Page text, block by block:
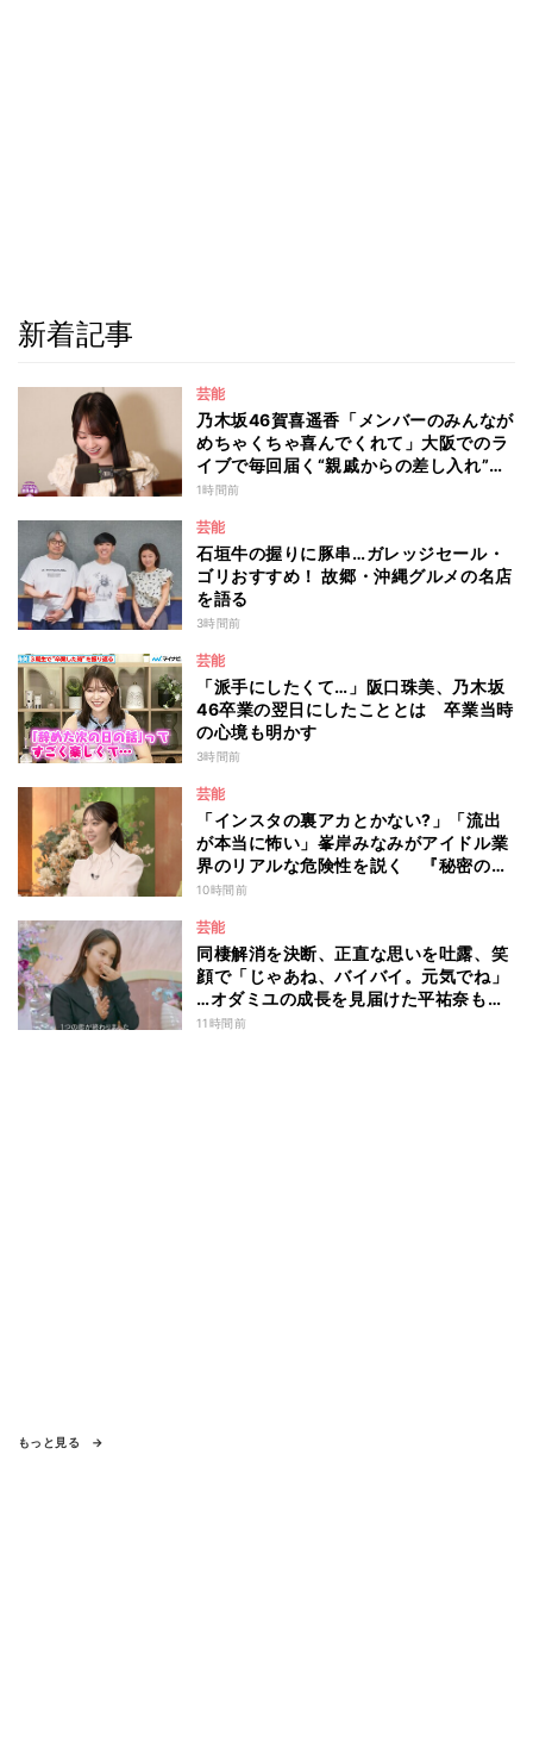
新着記事
芸能
乃木坂46賀喜遥香「メンバーのみんなが
めちゃくちゃ喜んでくれて」大阪でのラ
イブで毎回届く“親戚からの差し入れ”と
は？
1時間前
芸能
石垣牛の握りに豚串…ガレッジセール・
ゴリおすすめ！ 故郷・沖縄グルメの名店
を語る
3時間前
芸能
「派手にしたくて…」阪口珠美、乃木坂
46卒業の翌日にしたこととは 卒業当時
の心境も明かす
3時間前
芸能
「インスタの裏アカとかない?」「流出
が本当に怖い」峯岸みなみがアイドル業
界のリアルな危険性を説く 『秘密のマ
マ園』特別編
10時間前
芸能
同棲解消を決断、正直な思いを吐露、笑
顔で「じゃあね、バイバイ。元気でね」
…オダミユの成長を見届けた平祐奈も思
わず涙 『ガールオアレディ3』
11時間前
もっと見る